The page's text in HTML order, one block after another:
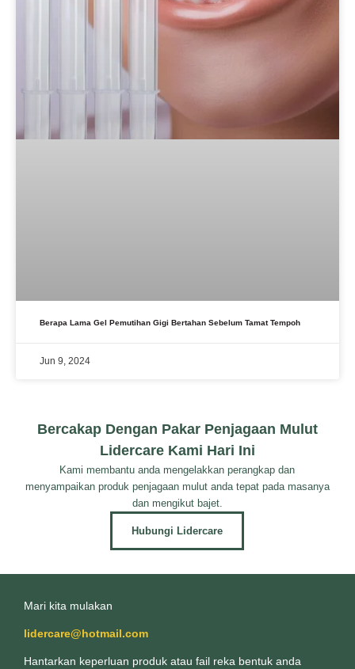
Berapa Lama Gel Pemutihan Gigi Bertahan Sebelum Tamat Tempoh
Jun 9, 2024
Bercakap Dengan Pakar Penjagaan Mulut
Lidercare Kami Hari Ini
Kami membantu anda mengelakkan perangkap dan
menyampaikan produk penjagaan mulut anda tepat pada masanya
dan mengikut bajet.
Hubungi Lidercare
Mari kita mulakan
lidercare@hotmail.com
Hantarkan keperluan produk atau fail reka bentuk anda